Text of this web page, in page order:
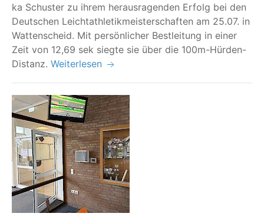
ka Schus­ter zu ihrem her­aus­ra­gen­den Erfolg bei den
Deut­schen Leicht­ath­le­tik­meis­ter­schaf­ten am 25.07. in
Wat­ten­scheid. Mit per­sön­li­cher Best­lei­tung in einer
Zeit von 12,69 sek sieg­te sie über die 100m-Hürden-
Distanz. Weiterlesen